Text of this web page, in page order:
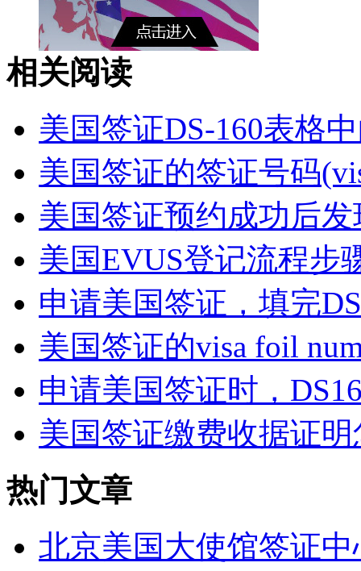
相关阅读
美国签证DS-160表格
美国签证的签证号码
美国签证预约成功后
美国EVUS登记流程步
申请美国签证，填完
美国签证的visa foil
申请美国签证时，
美国签证缴费收据证
热门文章
北京美国大使馆签证中